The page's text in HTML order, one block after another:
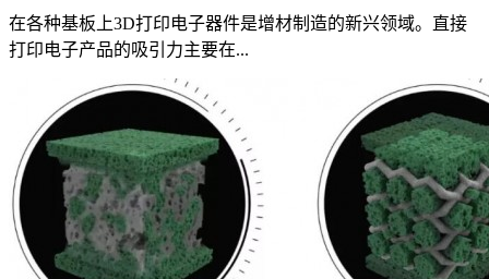
在各种基板上3D打印电子器件是增材制造的新兴领域。直接
打印电子产品的吸引力主要在...